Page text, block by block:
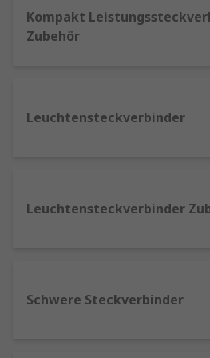
Personen mit dem
Kontakt kommen. Diese
erhältlich.
: erhältlich in
einen bestimmten Stifttyp
konzentrische Hülsen oder
Kompakt
Zubehör
Leuchtensteckverbinder
Leuchtensteckverbinder
Schwere Steckverbinder